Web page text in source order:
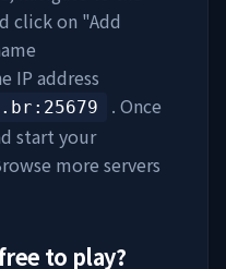
click on "Add
IP address
:25679
. Once
start your
more servers
to play?